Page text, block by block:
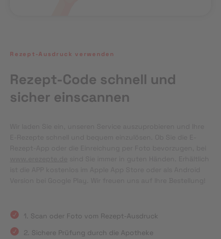
Rezept-Ausdruck verwenden
Rezept-Code schnell und
sicher einscannen
1. Scan oder Foto vom Rezept-Ausdruck
2. Sichere Prüfung durch die Apotheke